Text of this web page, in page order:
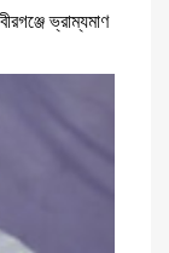
ভ্রাম্যমাণ